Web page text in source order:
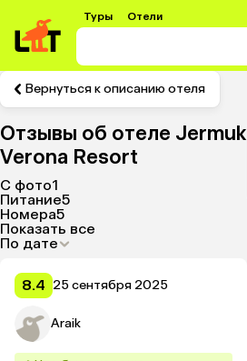
Туры Отели
Вернуться к описанию отеля
Отзывы об отеле Jermuk
Verona Resort
С фото1
Питание5
Номера5
Показать все
По дате
8.4 25 сентября 2025
Araik